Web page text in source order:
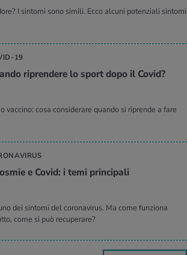
I sintomi sono simili. Ecco alcuni potenziali sintomi
19
ri­pren­de­re lo sport dopo il Covid?
vaccino: cosa considerare quando si riprende a fare
e Covid: i temi prin­ci­pa­li
dei sintomi del coronavirus. Ma come funziona
come si può recuperare?